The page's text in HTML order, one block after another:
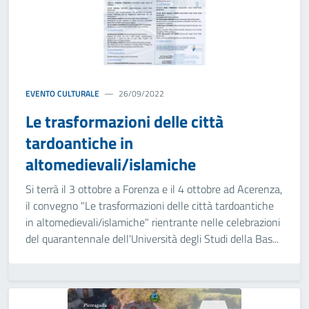
EVENTO CULTURALE 26/09/2022
Le trasformazioni delle città
tardoantiche in
altomedievali/islamiche
Si terrà il 3 ottobre a Forenza e il 4 ottobre ad Acerenza,
il convegno "Le trasformazioni delle città tardoantiche
in altomedievali/islamiche" rientrante nelle celebrazioni
del quarantennale dell'Università degli Studi della Bas...